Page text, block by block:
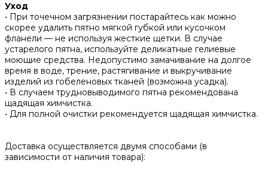
Уход
• При точечном загрязнении постарайтесь как можно
скорее удалить пятно мягкой губкой или кусочком
фланели — не используя жесткие щетки. В случае
устарелого пятна, используйте деликатные гелиевые
моющие средства. Недопустимо замачивание на долгое
время в воде, трение, растягивание и выкручивание
изделий из гобеленовых тканей (возможна усадка).
• В случаем трудновыводимого пятна рекомендована
щадящая химчистка.
• Для полной очистки рекомендуется щадящая химчистка.
Доставка осуществляется двумя способами (в
зависимости от наличия товара):